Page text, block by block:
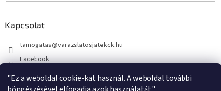
"Ez a weboldal cookie-kat használ. A weboldal további
Kapcsolat
tamogatas@varazslatosjatekok.hu
Facebook
kouzelnehry